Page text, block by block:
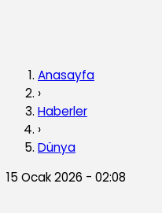
Anasayfa
›
Haberler
›
Dünya
15 Ocak 2026 - 02:08